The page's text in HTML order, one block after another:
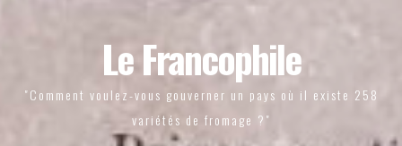
Le Francophile
"Comment voulez-vous gouverner un pays où il existe 258
variétés de fromage ?"